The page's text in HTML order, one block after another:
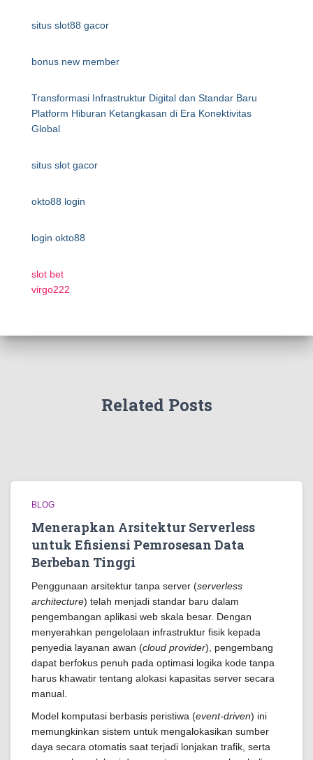
situs slot88 gacor
bonus new member
Transformasi Infrastruktur Digital dan Standar Baru
Platform Hiburan Ketangkasan di Era Konektivitas
Global
situs slot gacor
okto88 login
login okto88
slot bet
virgo222
Related Posts
BLOG
Menerapkan Arsitektur Serverless
untuk Efisiensi Pemrosesan Data
Berbeban Tinggi
Penggunaan arsitektur tanpa server (serverless
architecture) telah menjadi standar baru dalam
pengembangan aplikasi web skala besar. Dengan
menyerahkan pengelolaan infrastruktur fisik kepada
penyedia layanan awan (cloud provider), pengembang
dapat berfokus penuh pada optimasi logika kode tanpa
harus khawatir tentang alokasi kapasitas server secara
manual.
Model komputasi berbasis peristiwa (event-driven) ini
memungkinkan sistem untuk mengalokasikan sumber
daya secara otomatis saat terjadi lonjakan trafik, serta